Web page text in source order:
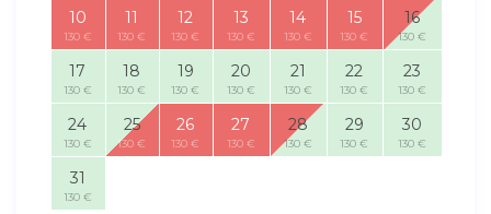
10
130 €
11
130 €
12
130 €
13
130 €
14
130 €
15
130 €
16
130 €
17
130 €
18
130 €
19
130 €
20
130 €
21
130 €
22
130 €
23
130 €
24
130 €
25
130 €
26
130 €
27
130 €
28
130 €
29
130 €
30
130 €
31
130 €